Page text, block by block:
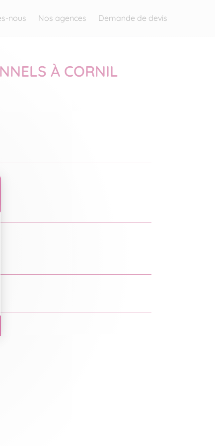
nous Nos agences Demande de devis
À CORNIL